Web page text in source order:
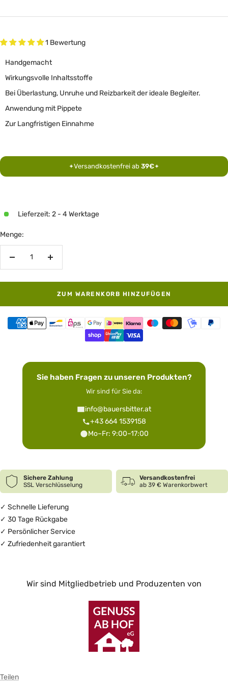
1 Bewertung
Handgemacht
Wirkungsvolle Inhaltsstoffe
Bei Überlastung, Unruhe und Reizbarkeit der ideale Begleiter.
Anwendung mit Pippete
Zur Langfristigen Einnahme
✦Versandkostenfrei ab 39€✦
Lieferzeit: 2 - 4 Werktage
Menge:
Menge
ZUM WARENKORB HINZUFÜGEN
Sie haben Fragen zu unseren Produkten?
Wir sind für Sie da:
info@bauersbitter.at
+43 664 1539158
Mo–Fr: 9:00–17:00
Sichere Zahlung
SSL Verschlüsselung
Versandkostenfrei
ab 39 € Warenkorbwert
✓ Schnelle Lieferung
✓ 30 Tage Rückgabe
✓ Persönlicher Service
✓ Zufriedenheit garantiert
Wir sind Mitgliedbetrieb und Produzenten von
Teilen